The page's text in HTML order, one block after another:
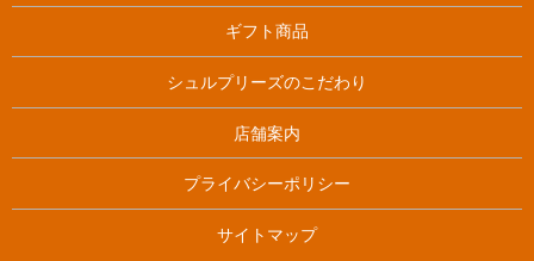
ギフト商品
シュルプリーズのこだわり
店舗案内
プライバシーポリシー
サイトマップ